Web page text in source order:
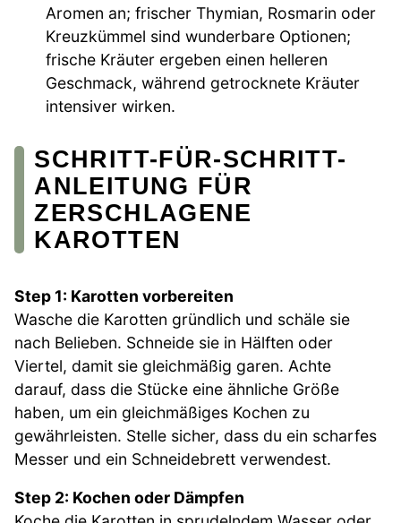
Aromen an; frischer Thymian, Rosmarin oder
Kreuzkümmel sind wunderbare Optionen;
frische Kräuter ergeben einen helleren
Geschmack, während getrocknete Kräuter
intensiver wirken.
SCHRITT-FÜR-SCHRITT-
ANLEITUNG FÜR
ZERSCHLAGENE
KAROTTEN
Step 1: Karotten vorbereiten
Wasche die Karotten gründlich und schäle sie
nach Belieben. Schneide sie in Hälften oder
Viertel, damit sie gleichmäßig garen. Achte
darauf, dass die Stücke eine ähnliche Größe
haben, um ein gleichmäßiges Kochen zu
gewährleisten. Stelle sicher, dass du ein scharfes
Messer und ein Schneidebrett verwendest.
Step 2: Kochen oder Dämpfen